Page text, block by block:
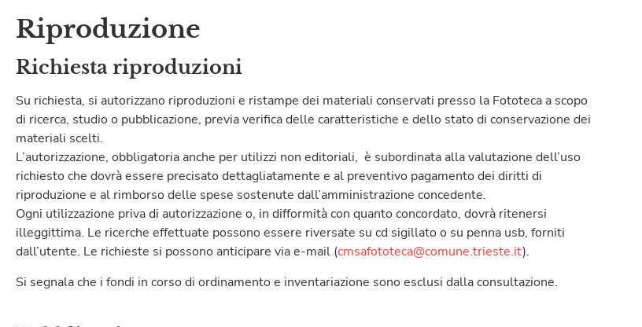
Riproduzione
Richiesta riproduzioni
Su richiesta, si autorizzano riproduzioni e ristampe dei materiali conservati presso la Fototeca a scopo
di ricerca, studio o pubblicazione, previa verifica delle caratteristiche e dello stato di conservazione dei
materiali scelti.
L’autorizzazione, obbligatoria anche per utilizzi non editoriali, è subordinata alla valutazione dell’uso
richiesto che dovrà essere precisato dettagliatamente e al preventivo pagamento dei diritti di
riproduzione e al rimborso delle spese sostenute dall’amministrazione concedente.
Ogni utilizzazione priva di autorizzazione o, in difformità con quanto concordato, dovrà ritenersi
illeggittima. Le ricerche effettuate possono essere riversate su cd sigillato o su penna usb, forniti
dall’utente. Le richieste si possono anticipare via e-mail (cmsafototeca@comune.trieste.it).
Si segnala che i fondi in corso di ordinamento e inventariazione sono esclusi dalla consultazione.